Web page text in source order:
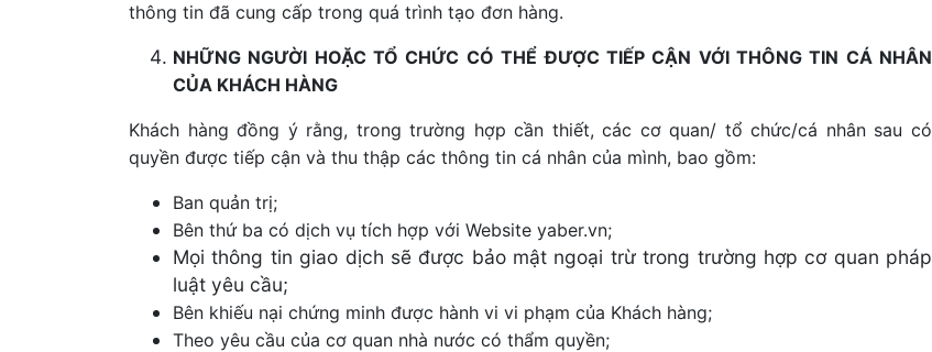
thông tin đã cung cấp trong quá trình tạo đơn hàng.
NHỮNG NGƯỜI HOẶC TỔ CHỨC CÓ THỂ ĐƯỢC TIẾP CẬN VỚI THÔNG TIN CÁ NHÂN
CỦA KHÁCH HÀNG
Khách hàng đồng ý rằng, trong trường hợp cần thiết, các cơ quan/ tổ chức/cá nhân sau có
quyền được tiếp cận và thu thập các thông tin cá nhân của mình, bao gồm:
Ban quản trị;
Bên thứ ba có dịch vụ tích hợp với Website yaber.vn;
Mọi thông tin giao dịch sẽ được bảo mật ngoại trừ trong trường hợp cơ quan pháp
luật yêu cầu;
Bên khiếu nại chứng minh được hành vi vi phạm của Khách hàng;
Theo yêu cầu của cơ quan nhà nước có thẩm quyền;